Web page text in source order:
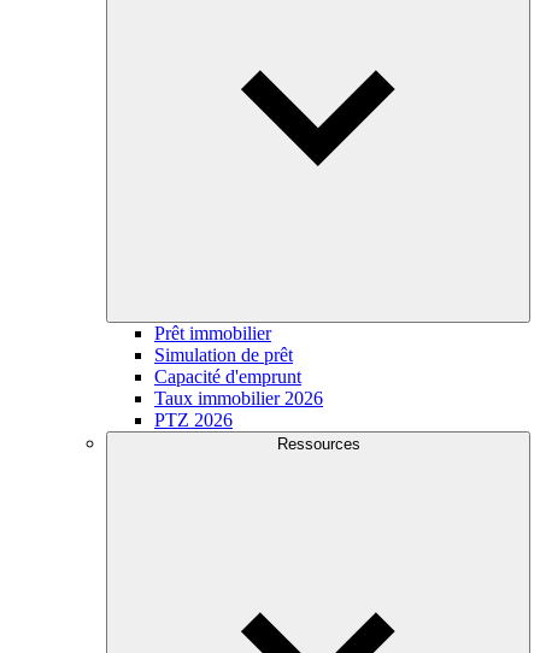
Prêt immobilier
Simulation de prêt
Capacité d'emprunt
Taux immobilier 2026
PTZ 2026
Ressources